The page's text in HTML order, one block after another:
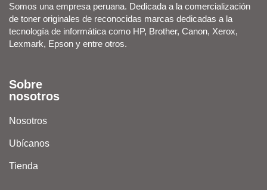
Somos una empresa peruana. Dedicada a la comercialización
de toner originales de reconocidas marcas dedicadas a la
tecnología de informática como HP, Brother, Canon, Xerox,
Lexmark, Epson y entre otros.
Sobre
nosotros
Nosotros
Ubícanos
Tienda